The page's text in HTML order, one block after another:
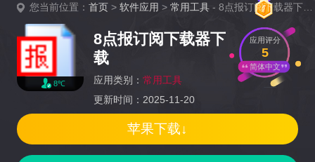
您当前位置：首页 >软件应用 >常用工具 - 8点报订阅下载器下载详情
8℃
8点报订阅下载器下
载
应用类别： 常用工具
更新时间：2025-11-20
应用评分
5
简体中文
苹果下载↓